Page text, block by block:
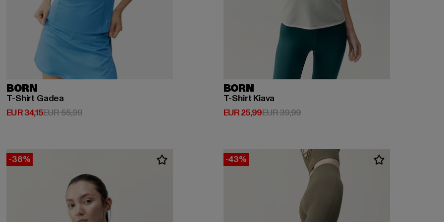
BORN
T-Shirt Gadea
EUR 34,15
Derzeitiger Preis: EUR 34,15
EUR 55,99Aktionspreis: EUR 55,99
BORN
T-Shirt Kiava
EUR 25,99
Derzeitiger Preis: EUR 25,99
EUR 39,99Aktionspreis: EUR 39,99
-38% -43%